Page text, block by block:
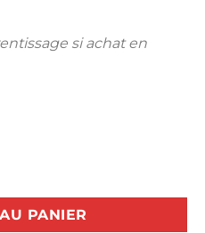
si achat en
PFAFF Ambition 610
PANIER